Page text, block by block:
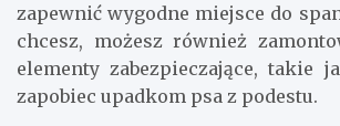
zapewnić wygodne miejsce do
chcesz, możesz również
elementy zabezpieczające, takie
zapobiec upadkom psa z podestu.